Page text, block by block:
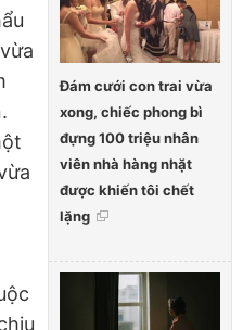
Đám cưới con trai vừa
xong, chiếc phong bì
đựng 100 triệu nhân
viên nhà hàng nhặt
được khiến tôi chết
lặng